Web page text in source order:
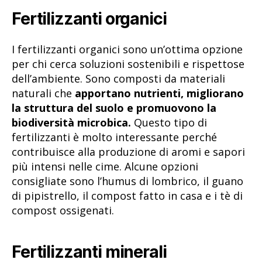
Fertilizzanti organici
I fertilizzanti organici sono un’ottima opzione
per chi cerca soluzioni sostenibili e rispettose
dell’ambiente. Sono composti da materiali
naturali che apportano nutrienti, migliorano
la struttura del suolo e promuovono la
biodiversità microbica. Questo tipo di
fertilizzanti è molto interessante perché
contribuisce alla produzione di aromi e sapori
più intensi nelle cime. Alcune opzioni
consigliate sono l’humus di lombrico, il guano
di pipistrello, il compost fatto in casa e i tè di
compost ossigenati.
Fertilizzanti minerali